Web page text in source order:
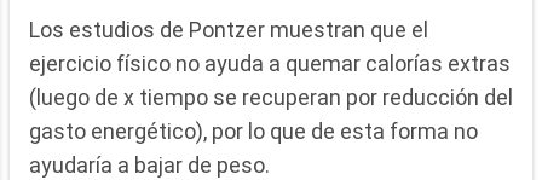
Los estudios de Pontzer muestran que el
ejercicio físico no ayuda a quemar calorías extras
(luego de x tiempo se recuperan por reducción del
gasto energético), por lo que de esta forma no
ayudaría a bajar de peso.